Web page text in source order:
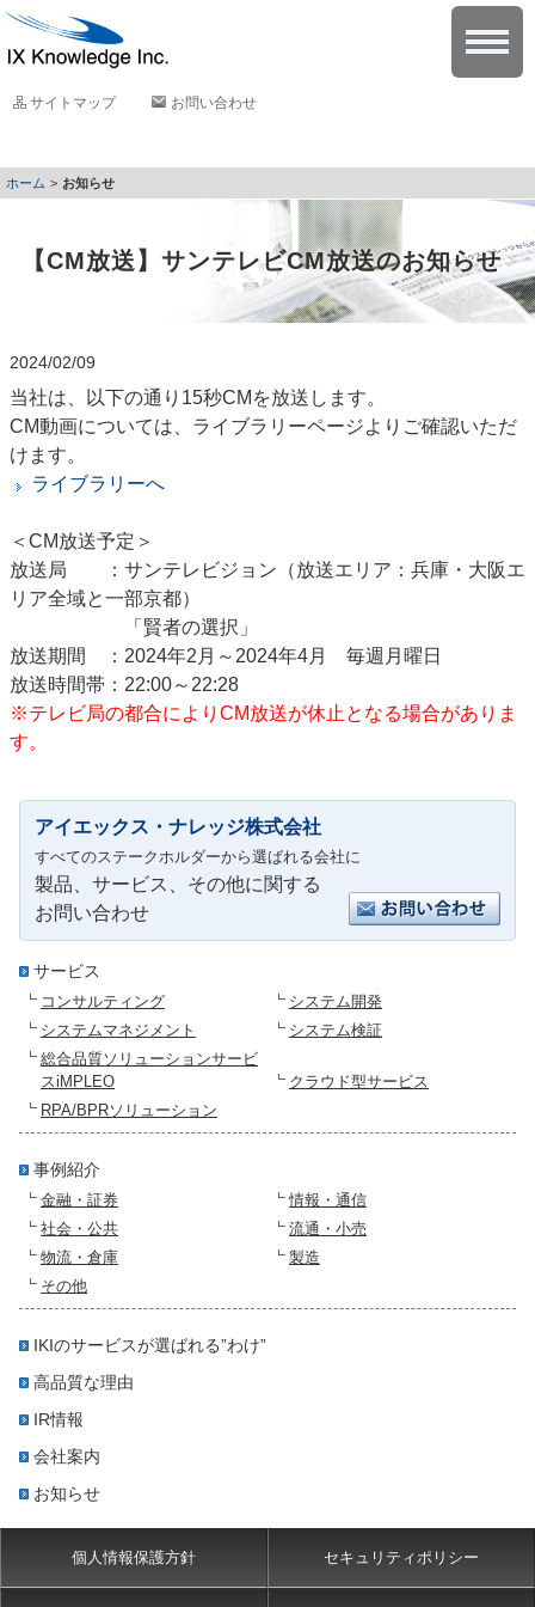
サイトマップ お問い合わせ
お知らせ
【CM放送】サンテレビCM放送のお知らせ
2024/02/09
当社は、以下の通り15秒CMを放送します。
CM動画については、ライブラリーページよりご確認いただ
けます。
ライブラリーへ
＜CM放送予定＞
放送局 ：サンテレビジョン（放送エリア：兵庫・大阪エ
リア全域と一部京都）
「賢者の選択」
放送期間 ：2024年2月～2024年4月 毎週月曜日
放送時間帯：22:00～22:28
※テレビ局の都合によりCM放送が休止となる場合がありま
す。
アイエックス・ナレッジ株式会社
すべてのステークホルダーから選ばれる会社に
製品、サービス、その他に関する
お問い合わせ
サービス
コンサルティング
システム開発
システムマネジメント
システム検証
総合品質ソリューションサービ
スiMPLEO
クラウド型サービス
RPA/BPRソリューション
事例紹介
金融・証券
情報・通信
社会・公共
流通・小売
物流・倉庫
製造
その他
IKIのサービスが選ばれる”わけ”
高品質な理由
IR情報
会社案内
お知らせ
個人情報保護方針 セキュリティポリシー